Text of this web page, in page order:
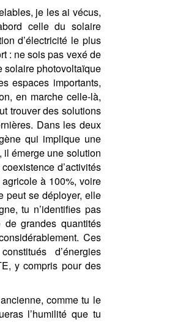
je les ai vécus,
celle du solaire
d’électricité le plus
: ne sois pas vexé de
solaire photovoltaïque
espaces importants,
en marche celle-là,
trouver des solutions
Dans les deux
qui implique une
il émerge une solution
d’activités
à 100%, voire
peut se déployer, elle
tu n’identifies pas
grandes quantités
Ces
d’énergies
y compris pour des
comme tu le
l’humilité que tu